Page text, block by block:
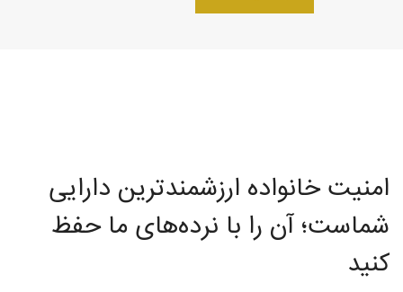
در
امنیت خانواده ارزشمندترین دارایی
شماست؛ آن را با نرده‌های ما حفظ
کنید